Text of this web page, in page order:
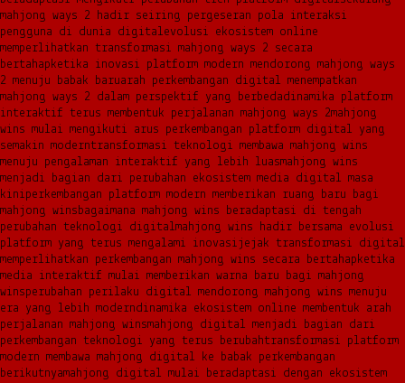
mahjong ways 2 hadir seiring pergeseran pola interaksi
pengguna di dunia digitalevolusi ekosistem online
memperlihatkan transformasi mahjong ways 2 secara
bertahapketika inovasi platform modern mendorong mahjong ways
2 menuju babak baruarah perkembangan digital menempatkan
mahjong ways 2 dalam perspektif yang berbedadinamika platform
interaktif terus membentuk perjalanan mahjong ways 2mahjong
wins mulai mengikuti arus perkembangan platform digital yang
semakin moderntransformasi teknologi membawa mahjong wins
menuju pengalaman interaktif yang lebih luasmahjong wins
menjadi bagian dari perubahan ekosistem media digital masa
kiniperkembangan platform modern memberikan ruang baru bagi
mahjong winsbagaimana mahjong wins beradaptasi di tengah
perubahan teknologi digitalmahjong wins hadir bersama evolusi
platform yang terus mengalami inovasijejak transformasi digital
memperlihatkan perkembangan mahjong wins secara bertahapketika
media interaktif mulai memberikan warna baru bagi mahjong
winsperubahan perilaku digital mendorong mahjong wins menuju
era yang lebih moderndinamika ekosistem online membentuk arah
perjalanan mahjong winsmahjong digital menjadi bagian dari
perkembangan teknologi yang terus berubahtransformasi platform
modern membawa mahjong digital ke babak perkembangan
berikutnyamahjong digital mulai beradaptasi dengan ekosistem